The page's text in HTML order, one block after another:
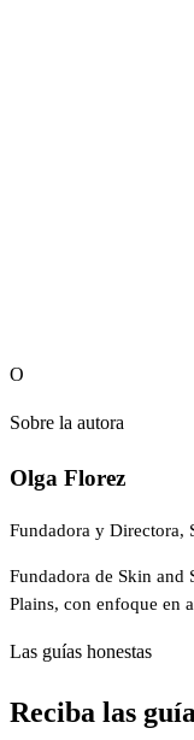
O
Sobre la autora
Olga Florez
Fundadora y Directora,
Fundadora de Skin and
Plains, con enfoque en
Las guías honestas
Reciba las